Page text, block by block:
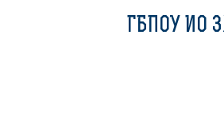
ГБПОУ ИО